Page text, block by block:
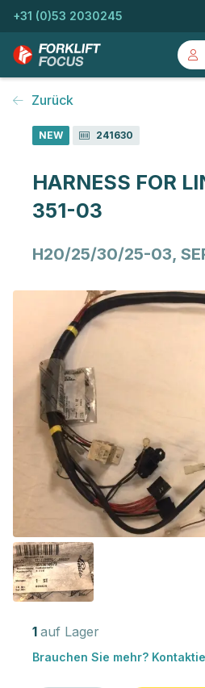
+31 (0)53 2030245
Zurück
NEW 241630
HARNESS FOR
351-03
H20/25/30/25-03,
1 auf Lager
Brauchen Sie mehr?